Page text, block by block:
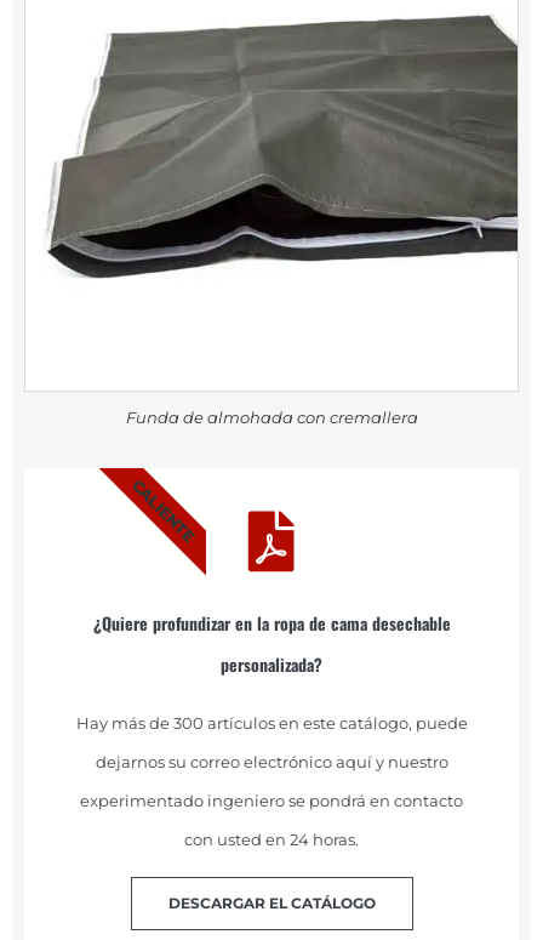
Funda de almohada con cremallera
¿Quiere profundizar en la ropa de cama desechable
personalizada?
Hay más de 300 artículos en este catálogo, puede
dejarnos su correo electrónico aquí y nuestro
experimentado ingeniero se pondrá en contacto
con usted en 24 horas.
DESCARGAR EL CATÁLOGO
CALIENTE